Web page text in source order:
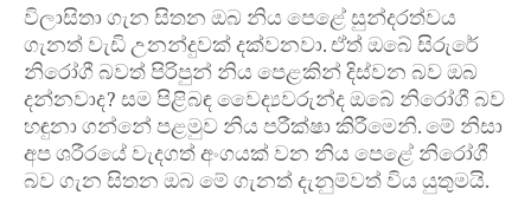
විලාසිතා ගැන සිතන ඔබ නිය පෙළේ සුන්දරත්වය
ගැනත් වැඩි උනන්දුවක් දක්වනවා. ඒත් ඔබේ සිරුරේ
නිරෝගී බවත් පිරිපුන් නිය පෙළකින් දිස්වන බව ඔබ
දන්නවාද? සම පිළිබඳ වෛද්‍යවරුන්ද ඔබේ නිරෝගී බව
හඳුනා ගන්නේ පළමුව නිය පරීක්ෂා කිරීමෙනි. මේ නිසා
අප ශරීරයේ වැදගත් අංගයක් වන නිය පෙළේ නිරෝගී
බව ගැන සිතන ඔබ මේ ගැනත් දැනුම්වත් විය යුතුමයි.